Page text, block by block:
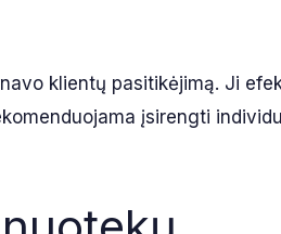
klientų pasitikėjimą. Ji
įsirengti